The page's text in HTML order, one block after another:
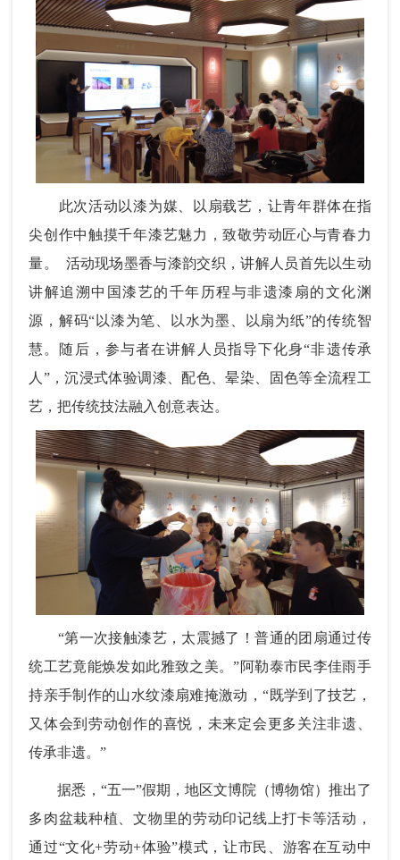
此次活动以漆为媒、以扇载艺，让青年群体在指
尖创作中触摸千年漆艺魅力，致敬劳动匠心与青春力
量。 活动现场墨香与漆韵交织，讲解人员首先以生动
讲解追溯中国漆艺的千年历程与非遗漆扇的文化渊
源，解码“以漆为笔、以水为墨、以扇为纸”的传统智
慧。随后，参与者在讲解人员指导下化身“非遗传承
人”，沉浸式体验调漆、配色、晕染、固色等全流程工
艺，把传统技法融入创意表达。
“第一次接触漆艺，太震撼了！普通的团扇通过传
统工艺竟能焕发如此雅致之美。”阿勒泰市民李佳雨手
持亲手制作的山水纹漆扇难掩激动，“既学到了技艺，
又体会到劳动创作的喜悦，未来定会更多关注非遗、
传承非遗。”
据悉，“五一”假期，地区文博院（博物馆）推出了
多肉盆栽种植、文物里的劳动印记线上打卡等活动，
通过“文化+劳动+体验”模式，让市民、游客在互动中